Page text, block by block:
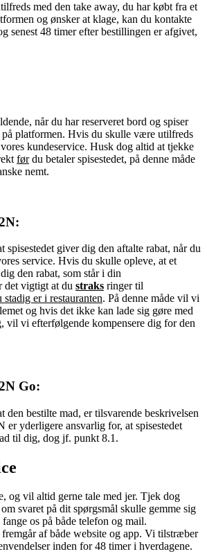
med den take away, du har købt fra et
og ønsker at klage, kan du kontakte
senest 48 timer efter bestillingen er afgivet,
når du har reserveret bord og spiser
på platformen. Hvis du skulle være utilfreds
kundeservice. Husk dog altid at tjekke
førdu betaler spisestedet, på denne måde
nemt.
spisestedet giver dig den aftalte rabat, når du
service. Hvis du skulle opleve, at et
den rabat, som står i din
det vigtigt at du straks ringer til
stadig er i restauranten. På denne måde vil vi
og hvis det ikke kan lade sig gøre med
vil vi efterfølgende kompensere dig for den
Go:
den bestilte mad, er tilsvarende beskrivelsen
er yderligere ansvarlig for, at spisestedet
til dig, dog jf. punkt 8.1.
og vil altid gerne tale med jer. Tjek dog
svaret på dit spørgsmål skulle gemme sig
os på både telefon og mail.
af både website og app. Vi tilstræber
inden for 48 timer i hverdagene.